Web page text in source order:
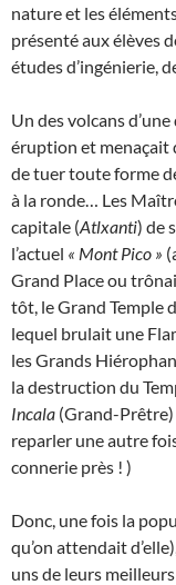
nature et les
présenté aux élèves
études d’ingénierie,
Un des volcans
éruption et menaçait
de tuer toute forme
à la ronde… Les
capitale (Atlxanti) de
l’actuel « Mont Pico »
Grand Place ou
tôt, le Grand Temple
lequel brulait une
les Grands
la destruction du
Incala (Grand-
reparler une autre
connerie près ! )
Donc, une fois la
qu’on attendait
uns de leurs